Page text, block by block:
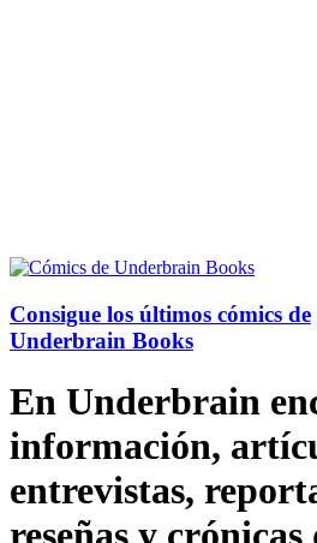
Consigue los últimos cómics de
Underbrain Books
En Underbrain
información,
entrevistas,